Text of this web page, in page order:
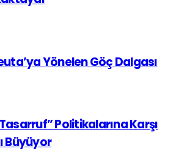
Yönelen Göç Dalgası
Politikalarına Karşı
Büyüyor